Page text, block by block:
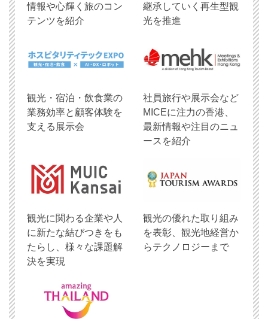
情報や心輝く旅のコン
テンツを紹介
継承していく再生型観
光を推進
観光・宿泊・飲食業の
業務効率と顧客体験を
支える展示会
社員旅行や展示会など
MICEに注力の香港、
最新情報や注目のニュ
ースを紹介
観光に関わる企業や人
に新たな結びつきをも
たらし、様々な課題解
決を実現
観光の優れた取り組み
を表彰、観光地経営か
らテクノロジーまで